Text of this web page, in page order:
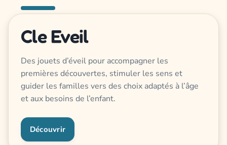
Cle Eveil
Des jouets d’éveil pour accompagner les
premières découvertes, stimuler les sens et
guider les familles vers des choix adaptés à l’âge
et aux besoins de l’enfant.
Découvrir